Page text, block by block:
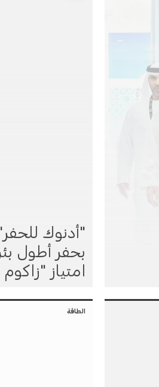
"أدنوك
بحفر أطول
امتياز
الطاقة